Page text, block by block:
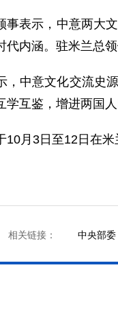
事表示，中意两大
代内涵。驻米兰总
，中意文化交流史
学互鉴，增进两国人
10月3日至12日在米
相关链接： 中央部委